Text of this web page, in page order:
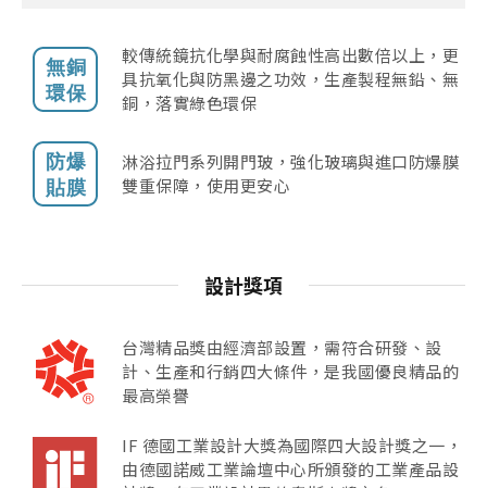
較傳統鏡抗化學與耐腐蝕性高出數倍以上，更
具抗氧化與防黑邊之功效，生產製程無鉛、無
銅，落實綠色環保
淋浴拉門系列開門玻，強化玻璃與進口防爆膜
雙重保障，使用更安心
設計獎項
台灣精品獎由經濟部設置，需符合研發、設
計、生產和行銷四大條件，是我國優良精品的
最高榮譽
IF 德國工業設計大獎為國際四大設計獎之一，
由德國諾威工業論壇中心所頒發的工業產品設